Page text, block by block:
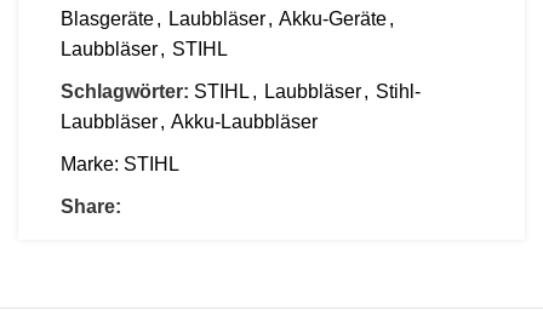
Blasgeräte, Laubbläser, Akku-Geräte,
Laubbläser, STIHL
Schlagwörter: STIHL , Laubbläser, Stihl-
Laubbläser, Akku-Laubbläser
Marke: STIHL
Share: